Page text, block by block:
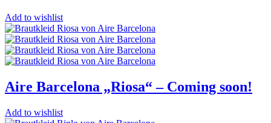
Add to wishlist
Aire Barcelona „Riosa“ – Coming soon!
Add to wishlist